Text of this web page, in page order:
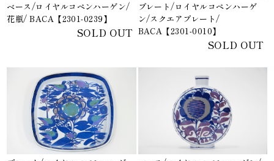
ベース/ロイヤルコペンハーゲン/
花瓶/ BACA【2301-0239】
SOLD OUT
プレート/ロイヤルコペンハーゲ
ン/スクエアプレート/
BACA【2301-0010】
SOLD OUT